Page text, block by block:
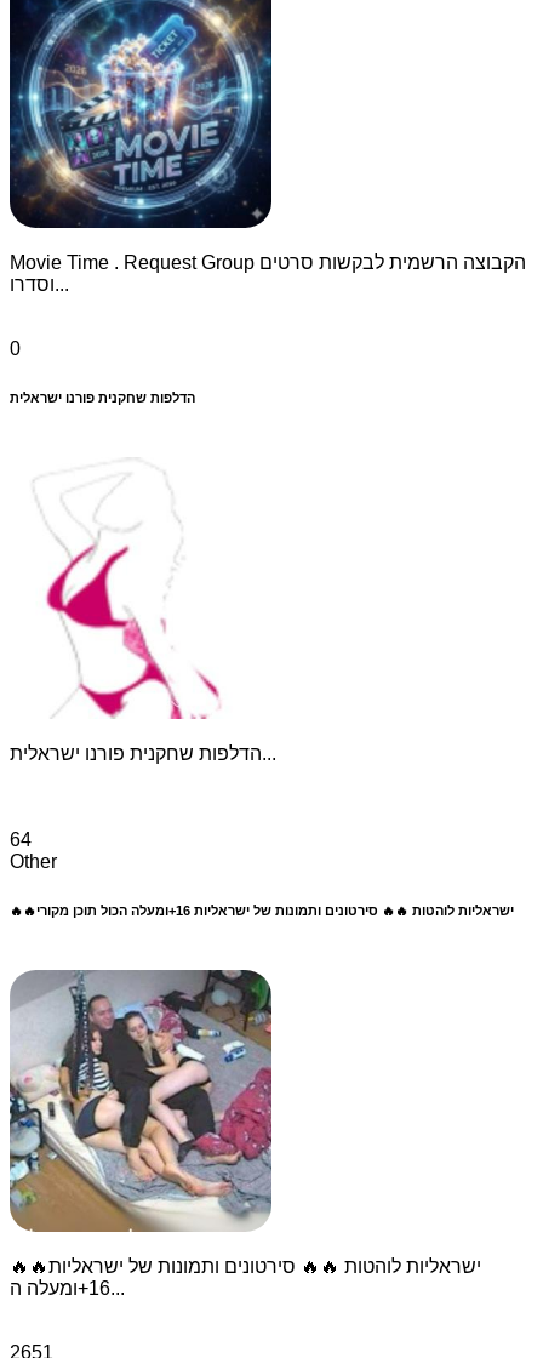
Movie Time . Request Group הקבוצה הרשמית לבקשות סרטים
וסדרו...
0
הדלפות שחקנית פורנו ישראלית
הדלפות שחקנית פורנו ישראלית...
64
Other
🔥🔥ישראליות לוהטות 🔥🔥 סירטונים ותמונות של ישראליות 16+ומעלה הכול תוכן מקורי
🔥🔥ישראליות לוהטות 🔥🔥 סירטונים ותמונות של ישראליות
16+ומעלה ה...
2651